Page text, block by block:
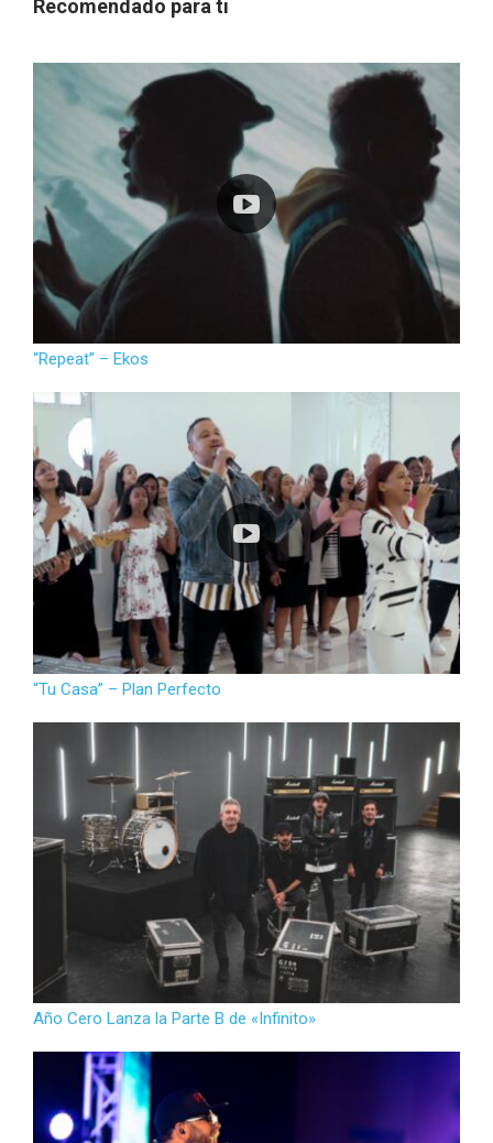
Recomendado para ti
“Repeat” – Ekos
“Tu Casa” – Plan Perfecto
Año Cero Lanza la Parte B de «Infinito»